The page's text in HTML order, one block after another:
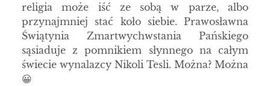
religia może iść ze sobą w parze, albo
przynajmniej stać koło siebie. Prawosławna
Świątynia Zmartwychwstania Pańskiego
sąsiaduje z pomnikiem słynnego na całym
świecie wynalazcy Nikoli Tesli. Można? Można
😀